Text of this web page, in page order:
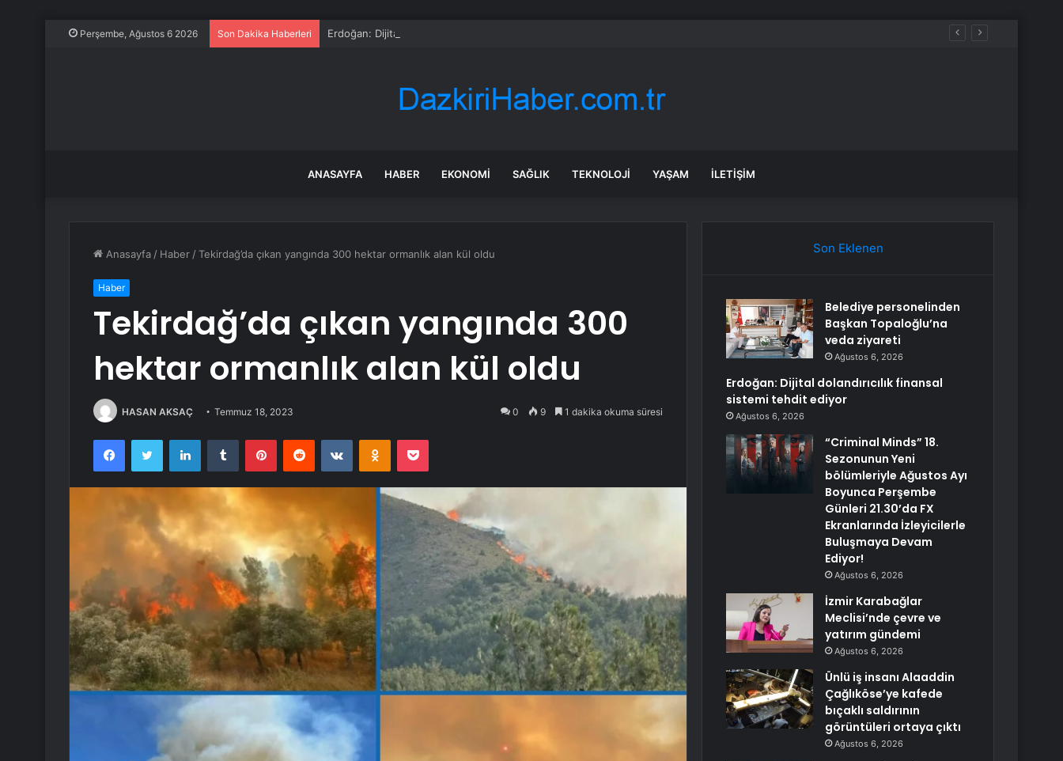
Perşembe, Ağustos 6 2026 Son Dakika Haberleri Erdoğan: Dijital dolandırıcılık finansal sistemi tehdit ediyor
ANASAYFA HABER EKONOMI SAĞLIK TEKNOLOJI YAŞAM İLETIŞIM
Anasayfa / Haber /Tekirdağ’da çıkan yangında 300 hektar ormanlık alan kül oldu
Haber
Tekirdağ’da çıkan yangında 300
hektar ormanlık alan kül oldu
HASAN AKSAÇ Temmuz 18, 2023 0 9 1 dakika okuma süresi
FacebookTwitter LinkedInTumblr PinterestReddit VKontakteOdnoklassniki
Pocket
Son Eklenen
Belediye personelinden
Başkan Topaloğlu’na
veda ziyareti
Ağustos 6, 2026
Erdoğan: Dijital dolandırıcılık finansal
sistemi tehdit ediyor
Ağustos 6, 2026
“Criminal Minds” 18.
Sezonunun Yeni
bölümleriyle Ağustos Ayı
Boyunca Perşembe
Günleri 21.30’da FX
Ekranlarında İzleyicilerle
Buluşmaya Devam
Ediyor!
Ağustos 6, 2026
İzmir Karabağlar
Meclisi’nde çevre ve
yatırım gündemi
Ağustos 6, 2026
Ünlü iş insanı Alaaddin
Çağlıköse’ye kafede
bıçaklı saldırının
görüntüleri ortaya çıktı
Ağustos 6, 2026